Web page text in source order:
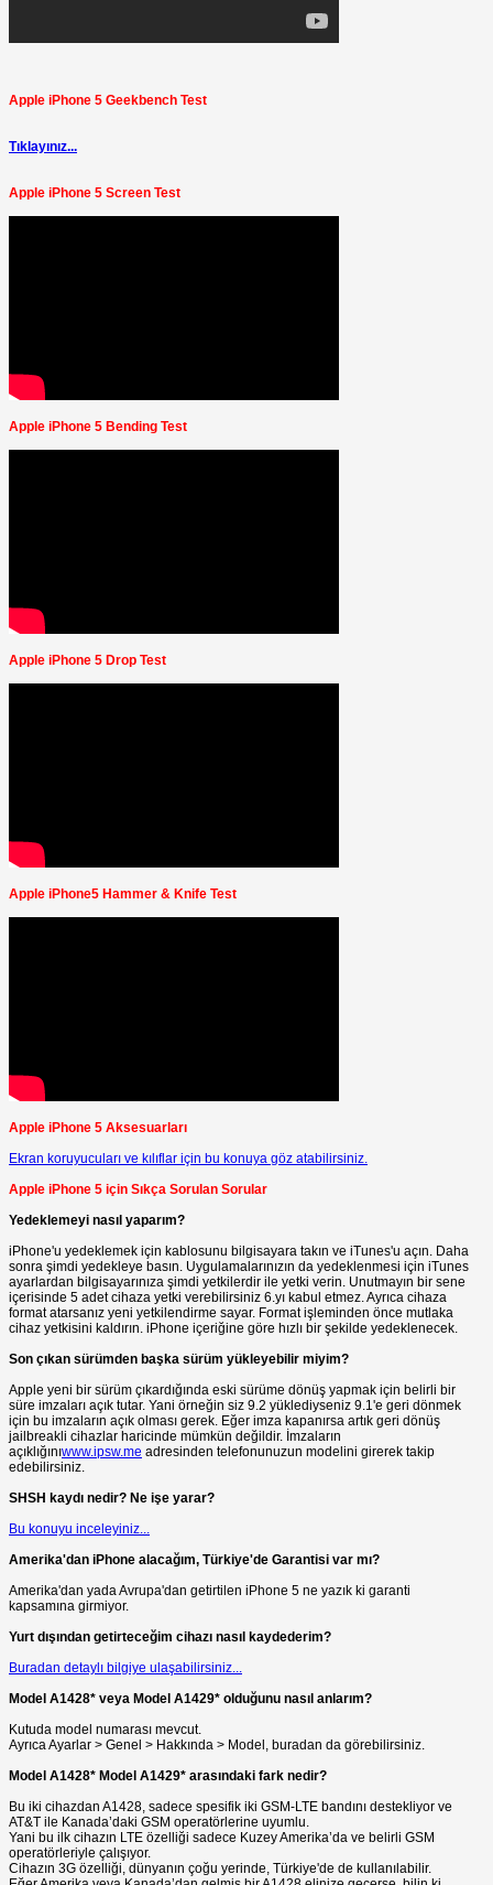
Apple iPhone 5 Geekbench Test
Tıklayınız...
Apple iPhone 5 Screen Test
Apple iPhone 5 Bending Test
Apple iPhone 5 Drop Test
Apple iPhone5 Hammer & Knife Test
Apple iPhone 5 Aksesuarları
Ekran koruyucuları ve kılıflar için bu konuya göz atabilirsiniz.
Apple iPhone 5 için Sıkça Sorulan Sorular
Yedeklemeyi nasıl yaparım?
iPhone'u yedeklemek için kablosunu bilgisayara takın ve iTunes'u açın. Daha
sonra şimdi yedekleye basın. Uygulamalarınızın da yedeklenmesi için iTunes
ayarlardan bilgisayarınıza şimdi yetkilerdir ile yetki verin. Unutmayın bir sene
içerisinde 5 adet cihaza yetki verebilirsiniz 6.yı kabul etmez. Ayrıca cihaza
format atarsanız yeni yetkilendirme sayar. Format işleminden önce mutlaka
cihaz yetkisini kaldırın. iPhone içeriğine göre hızlı bir şekilde yedeklenecek.
Son çıkan sürümden başka sürüm yükleyebilir miyim?
Apple yeni bir sürüm çıkardığında eski sürüme dönüş yapmak için belirli bir
süre imzaları açık tutar. Yani örneğin siz 9.2 yüklediyseniz 9.1'e geri dönmek
için bu imzaların açık olması gerek. Eğer imza kapanırsa artık geri dönüş
jailbreakli cihazlar haricinde mümkün değildir. İmzaların
açıklığınıwww.ipsw.me adresinden telefonunuzun modelini girerek takip
edebilirsiniz.
SHSH kaydı nedir? Ne işe yarar?
Bu konuyu inceleyiniz...
Amerika'dan iPhone alacağım, Türkiye'de Garantisi var mı?
Amerika'dan yada Avrupa'dan getirtilen iPhone 5 ne yazık ki garanti
kapsamına girmiyor.
Yurt dışından getirteceğim cihazı nasıl kaydederim?
Buradan detaylı bilgiye ulaşabilirsiniz...
Model A1428* veya Model A1429* olduğunu nasıl anlarım?
Kutuda model numarası mevcut.
Ayrıca Ayarlar > Genel > Hakkında > Model, buradan da görebilirsiniz.
Model A1428* Model A1429* arasındaki fark nedir?
Bu iki cihazdan A1428, sadece spesifik iki GSM-LTE bandını destekliyor ve
AT&T ile Kanada’daki GSM operatörlerine uyumlu.
Yani bu ilk cihazın LTE özelliği sadece Kuzey Amerika’da ve belirli GSM
operatörleriyle çalışıyor.
Cihazın 3G özelliği, dünyanın çoğu yerinde, Türkiye'de de kullanılabilir.